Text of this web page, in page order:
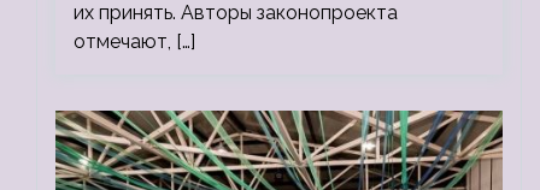
их принять. Авторы законопроекта
отмечают, […]